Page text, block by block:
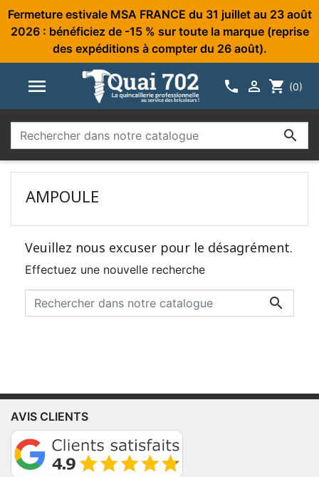
Fermeture estivale MSA FRANCE du 31 juillet au 23 août
2026 : bénéficiez de -15 % sur toute la marque (reprise
des expéditions à compter du 26 août).
   shopping_cart (0)

AMPOULE
Veuillez nous excuser pour le désagrément.
Effectuez une nouvelle recherche

AVIS CLIENTS